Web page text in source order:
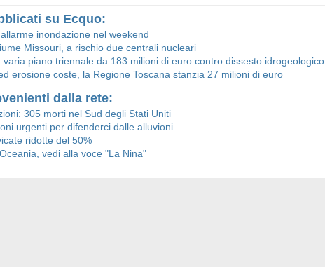
su Ecquo:
inondazione nel weekend
Missouri, a rischio due centrali nucleari
varia piano triennale da 183 milioni di euro contro dissesto idrogeologico
erosione coste, la Regione Toscana stanzia 27 milioni di euro
dalla rete:
305 morti nel Sud degli Stati Uniti
urgenti per difenderci dalle alluvioni
ridotte del 50%
vedi alla voce "La Nina"